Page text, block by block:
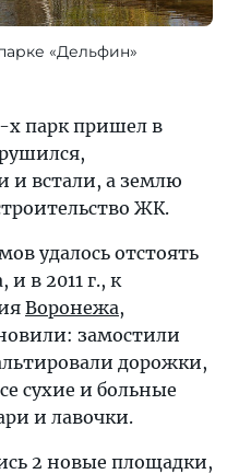
«Дельфин»
х парк пришел в
и встали, а землю
ЖК.
удалось отстоять
в 2011 г., к
Воронежа,
замостили
дорожки,
сухие и больные
и лавочки.
2 новые площадки,